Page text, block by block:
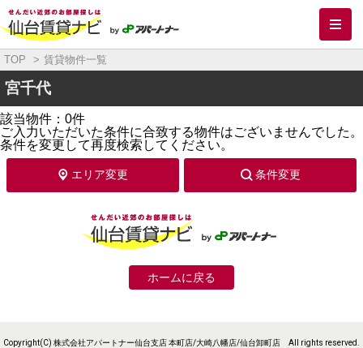
メ
TOP 賃貸物件一覧
宮千代
該当物件：0件
ご入力いただいた条件に合致する物件はございませんでした。
条件を変更して再度検索してください。
エリア変更 条件変更
ホームに戻る
Copyright(C) 株式会社アパートナー仙台支店 本町店/大崎八幡店/仙台卸町店 All rights reserved.